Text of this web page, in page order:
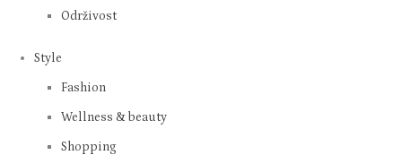
Održivost
Style
Fashion
Wellness & beauty
Shopping